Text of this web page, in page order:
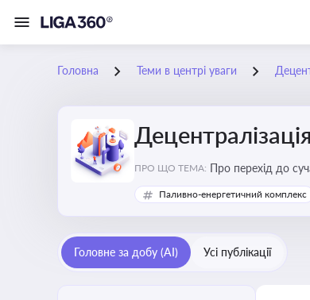
Головна Теми в центрі уваги
ПРО ЩО ТЕМА: Про перехід до
підвищення
Паливно-енергетичний комплекс
Головне за добу (AI) Усі публікації